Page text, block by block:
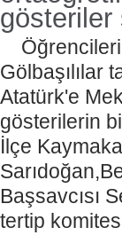
gösteriler
Gölbaşılılar
Atatürk'e
gösterilerin
İlçe
Başsavcısı
tertip